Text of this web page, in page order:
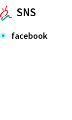
SNS
facebook